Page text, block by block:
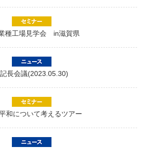
種工場見学会 in滋賀県
長会議(2023.05.30)
和について考えるツアー